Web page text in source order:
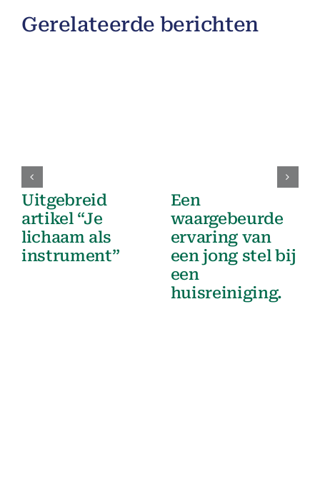
Gerelateerde berichten
Uitgebreid
artikel “Je
lichaam als
instrument”
Een
waargebeurde
ervaring van
een jong stel bij
een
huisreiniging.